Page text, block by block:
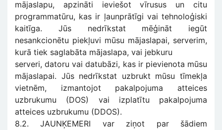
mājaslapu, apzināti ieviešot vīrusus un citu
programmatūru, kas ir ļaunprātīgi vai tehnoloģiski
kaitīga. Jūs nedrīkstat mēģināt iegūt
nesankcionētu piekļuvi mūsu mājaslapai, serverim,
kurā tiek saglabāta mājaslapa, vai jebkuru
serveri, datoru vai datubāzi, kas ir pievienota mūsu
mājaslapai. Jūs nedrīkstat uzbrukt mūsu tīmekļa
vietnēm, izmantojot pakalpojuma atteices
uzbrukumu (DOS) vai izplatītu pakalpojuma
atteices uzbrukumu (DDOS).
8.2. JAUNĶEMERI var ziņot par šādiem